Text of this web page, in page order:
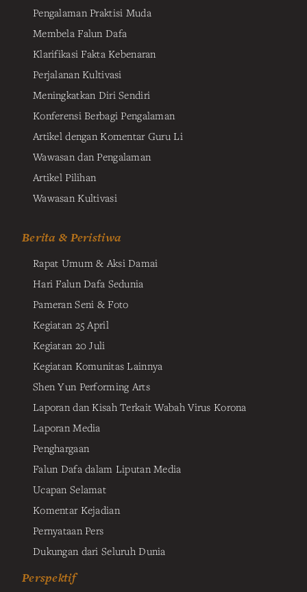
Pengalaman Praktisi Muda
Membela Falun Dafa
Klarifikasi Fakta Kebenaran
Perjalanan Kultivasi
Meningkatkan Diri Sendiri
Konferensi Berbagi Pengalaman
Artikel dengan Komentar Guru Li
Wawasan dan Pengalaman
Artikel Pilihan
Wawasan Kultivasi
Berita & Peristiwa
Rapat Umum & Aksi Damai
Hari Falun Dafa Sedunia
Pameran Seni & Foto
Kegiatan 25 April
Kegiatan 20 Juli
Kegiatan Komunitas Lainnya
Shen Yun Performing Arts
Laporan dan Kisah Terkait Wabah Virus Korona
Laporan Media
Penghargaan
Falun Dafa dalam Liputan Media
Ucapan Selamat
Komentar Kejadian
Pernyataan Pers
Dukungan dari Seluruh Dunia
Perspektif